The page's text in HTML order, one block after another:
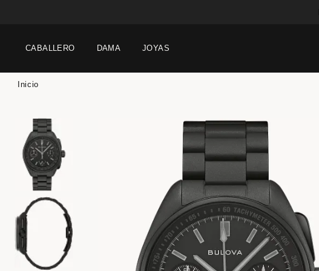
CABALLERO DAMA JOYAS
Inicio